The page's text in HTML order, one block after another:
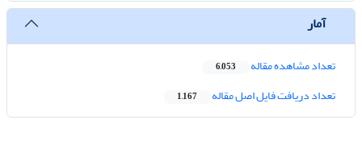
آمار
تعداد مشاهده مقاله 6,053
تعداد دریافت فایل اصل مقاله 1,167